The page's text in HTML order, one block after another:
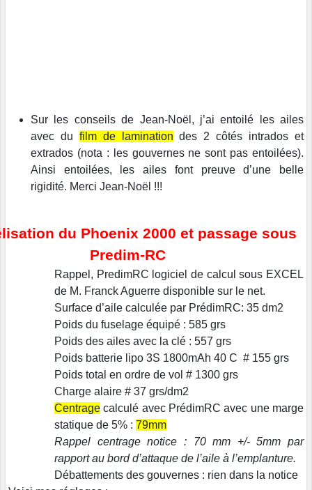
Sur les conseils de Jean-Noël, j’ai entoilé les ailes
avec du film de lamination des 2 côtés intrados et
extrados (nota : les gouvernes ne sont pas entoilées).
Ainsi entoilées, les ailes font preuve d’une belle
rigidité. Merci Jean-Noël !!!
du Phoenix 2000 et passage sous
Predim-RC
Rappel, PredimRC logiciel de calcul sous EXCEL
de M. Franck Aguerre disponible sur le net.
Surface d’aile calculée par PrédimRC: 35 dm2
Poids du fuselage équipé : 585 grs
Poids des ailes avec la clé : 557 grs
Poids batterie lipo 3S 1800mAh 40 C # 155 grs
Poids total en ordre de vol # 1300 grs
Charge alaire # 37 grs/dm2
Centrage calculé avec PrédimRC avec une marge
statique de 5% :79mm
Rappel centrage notice : 70 mm +/- 5mm par
rapport au bord d’attaque de l’aile à l’emplanture.
Débattements des gouvernes : rien dans la notice